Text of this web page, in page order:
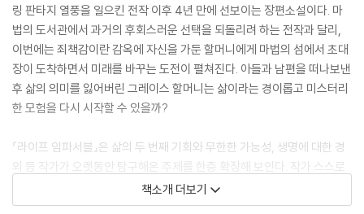
링 판타지 열풍을 일으킨 전작 이후 4년 만에 선보이는 장편소설이다. 마
법의 도서관에서 과거의 후회스러운 선택을 되돌리려 하는 전작과 달리,
이번에는 죄책감이란 감옥에 자신을 가둔 할머니에게 마법의 섬에서 초대
장이 도착하면서 미래를 바꾸는 도전이 펼쳐진다. 아들과 남편을 떠나보낸
후 삶의 의미를 잃어버린 그레이스 할머니는 삶이라는 경이롭고 미스터리
한 모험을 다시 시작할 수 있을까?
『라이프 임파서블』은 삶의 두 번째 기회와 무한한 가능성, 생명에 대한 경
외 등 작가가 오랫동안 탐구해온 주제를 한층 확장해 보인다. 작가 스스로
“내 모든 것을 쏟아부은 자랑스러운 이야기”라고 밝혔을 만큼 매트 헤이그
작품 세계의 정수를 보여준다. 그간 소설과 에세이, 동화를 종횡무진하며
책소개 더보기